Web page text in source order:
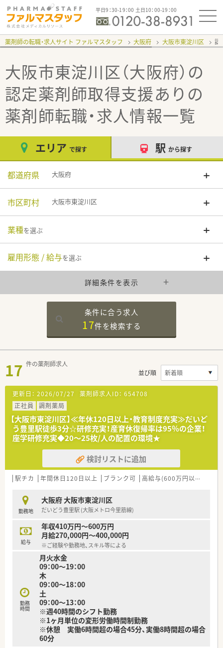
平日9：30-19：00 土日10：00-19：00
薬剤師の転職・求人サイト ファルマスタッフ 大阪府 大阪市東淀川区 認
大阪市東淀川区（大阪府）の
認定薬剤師取得支援あり の
薬剤師転職・求人情報一覧
エリア で探す 駅 から探す
都道府県 大阪府
市区町村 大阪市東淀川区
業種を選ぶ
雇用形態 / 給与を選ぶ
詳細条件を表示
条件に合う求人
17件を検索する
17 件の薬剤師求人
並び順
更新日： 2026/07/27 薬剤師求人ID： 654708
正社員
調剤薬局
【大阪市東淀川区】≪年休120日以上・教育制度充実≫だいど
う豊里駅徒歩3分☆研修充実！産育休復帰率は95％の企業！
座学研修充実◆20～25枚/人の配置の環境★
検討リストに追加
駅チカ 年間休日120日以上 ブランク可 高給与(600万円以上)
勤務地
大阪府 大阪市東淀川区
だいどう豊里駅 (大阪メトロ今里筋線)
給与
年収410万円～600万円
月給270,000円～400,000円
※ご経験や勤務地、スキル等による
勤務
時間
月火水金
09：00～19：00
木
09：00～18：00
土
09：00～13：00
※週40時間のシフト勤務
※1ヶ月単位の変形労働時間制勤務
※休憩 実働6時間超の場合45分、実働8時間超の場合
60分